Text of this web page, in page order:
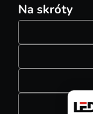
Na skróty